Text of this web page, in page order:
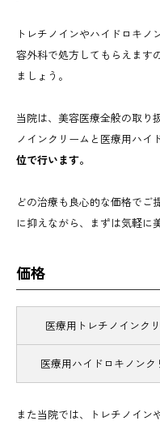
トレチノインやハイドロキ
容外科で処方してもらえます
ましょう。
当院は、美容医療全般の取り
ノインクリームと医療用ハイ
位で行います。
どの治療も良心的な価格でご
に抑えながら、まずは気軽に
価格
医療用トレチノインク
医療用ハイドロキノンク
また当院では、トレチノイン